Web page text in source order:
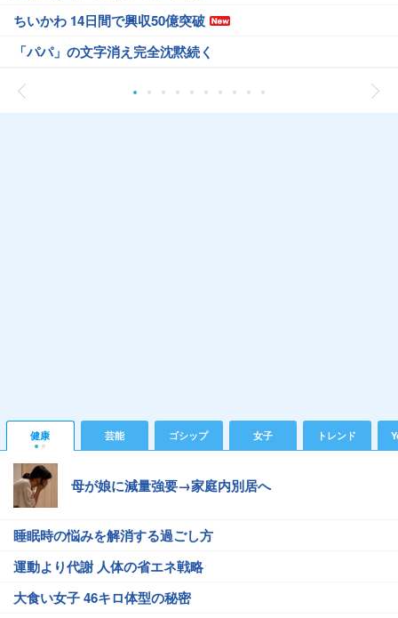
ちいかわ 14日間で興収50億突破
「パパ」の文字消え完全沈黙続く
健康 芸能 ゴシップ 女子 トレンド
母が娘に減量強要→家庭内別居へ
睡眠時の悩みを解消する過ごし方
運動より代謝 人体の省エネ戦略
大食い女子 46キロ体型の秘密